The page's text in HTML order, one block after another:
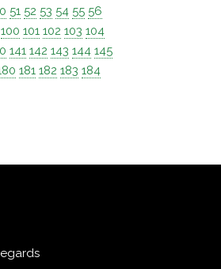
51 52 53 54 55 56
100 101 102 103 104
141 142 143 144 145
181 182 183 184